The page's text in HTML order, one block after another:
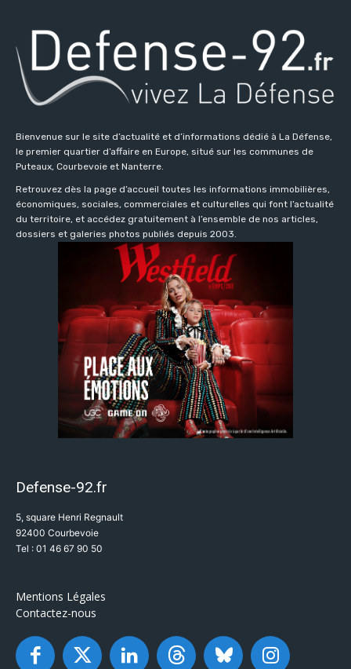
Bienvenue sur le site d’actualité et d’informations dédié à La Défense,
le premier quartier d’affaire en Europe, situé sur les communes de
Puteaux, Courbevoie et Nanterre.
Retrouvez dès la page d’accueil toutes les informations immobilières,
économiques, sociales, commerciales et culturelles qui font l’actualité
du territoire, et accédez gratuitement à l’ensemble de nos articles,
dossiers et galeries photos publiés depuis 2003.
Defense-92.fr
5, square Henri Regnault
92400 Courbevoie
Tel : 01 46 67 90 50
Mentions Légales
Contactez-nous